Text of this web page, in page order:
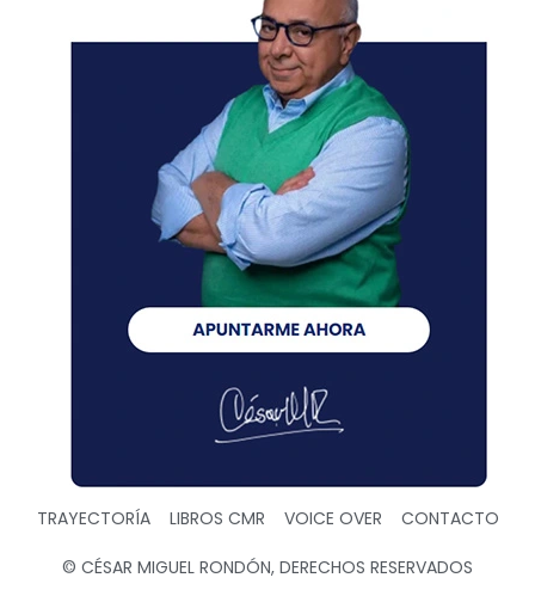
TRAYECTORÍA LIBROS CMR VOICE OVER CONTACTO
© CÉSAR MIGUEL RONDÓN, DERECHOS RESERVADOS